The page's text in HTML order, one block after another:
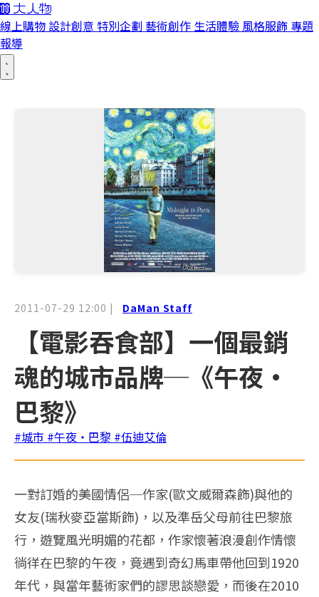
線上購物 設計創意 特別企劃 藝術創作 生活體驗 風格服飾 專題
報導
2011-07-29 12:00 | DaMan Staff
【電影吞食部】一個最銷
魂的城市品牌─《午夜‧
巴黎》
#城市 #午夜‧巴黎 #伍迪艾倫
一對訂婚的美國情侶─作家(歐文威爾森飾)與他的
女友(瑞秋麥亞當斯飾)，以及準岳父母前往巴黎旅
行，遊覽風光明媚的花都，作家懷著浪漫創作情懷
徜徉在巴黎的午夜，竟遇到奇幻馬車帶他回到1920
年代，與當年藝術家們的謬思談戀愛，而後在2010